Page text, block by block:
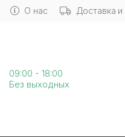
О нас Доставка и
09:00 - 18:00
Без выходных